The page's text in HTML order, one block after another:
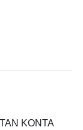
KONTA